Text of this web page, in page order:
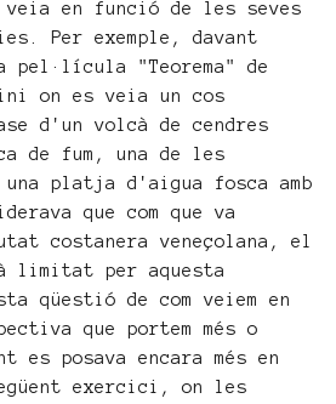
veia en funció de les seves
Per exemple, davant
pel·lícula "Teorema" de
on es veia un cos
d'un volcà de cendres
de fum, una de les
platja d'aigua fosca amb
que com que va
costanera veneçolana, el
limitat per aquesta
qüestió de com veiem en
que portem més o
es posava encara més en
exercici, on les